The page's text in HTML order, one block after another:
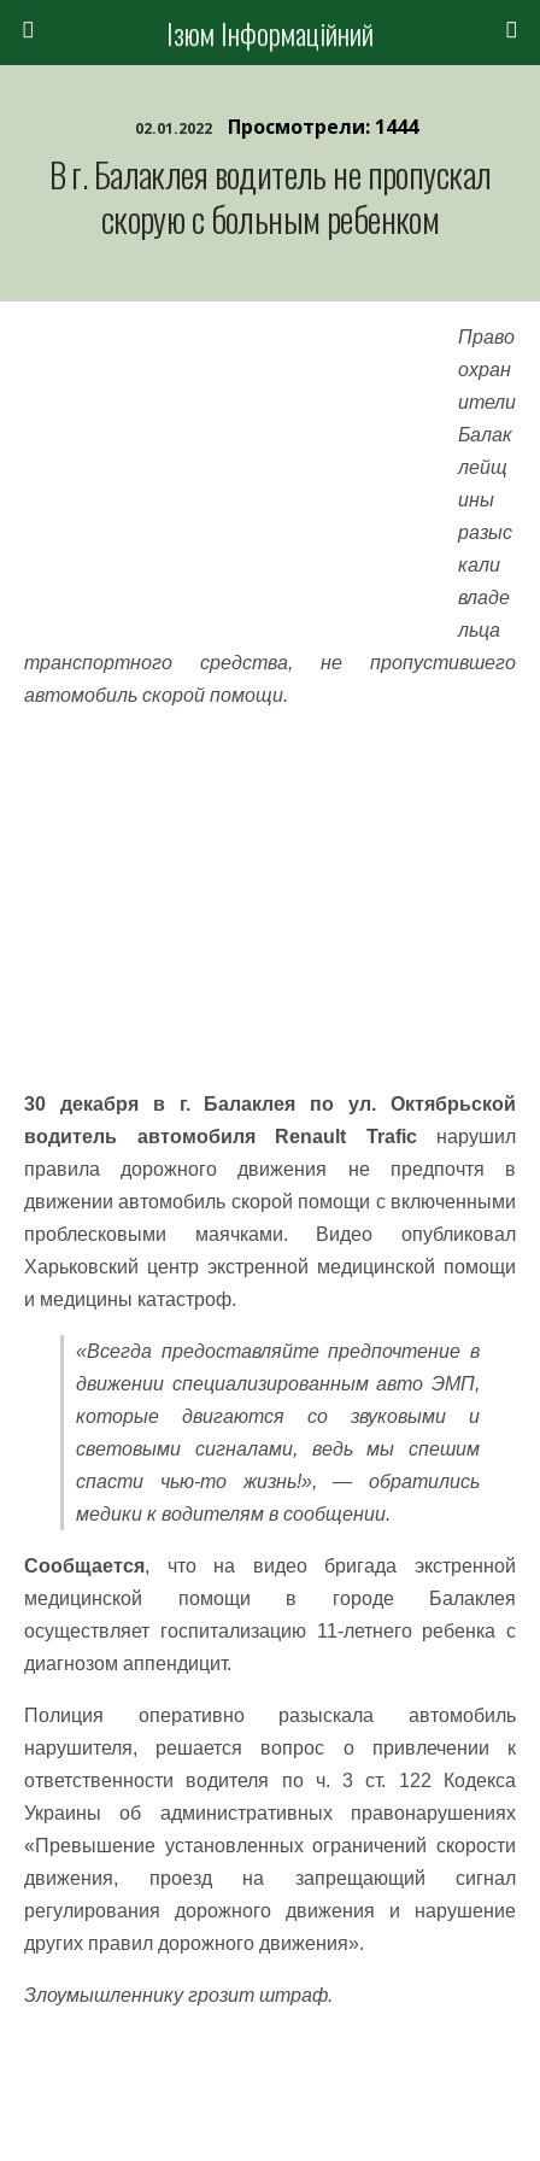
Ізюм Інформаційний
02.01.2022 Просмотрели: 1444
В г. Балаклея водитель не пропускал
скорую с больным ребенком
Право
охран
ители
Балак
лейщ
ины
разыс
кали
владе
льца
транспортного средства, не пропустившего
автомобиль скорой помощи.
30 декабря в г. Балаклея по ул. Октябрьской
водитель автомобиля Renault Traficнарушил
правила дорожного движения не предпочтя в
движении автомобиль скорой помощи с включенными
проблесковыми маячками. Видео опубликовал
Харьковский центр экстренной медицинской помощи
и медицины катастроф.
«Всегда предоставляйте предпочтение в
движении специализированным авто ЭМП,
которые двигаются со звуковыми и
световыми сигналами, ведь мы спешим
спасти чью-то жизнь!», — обратились
медики к водителям в сообщении.
Сообщается, что на видео бригада экстренной
медицинской помощи в городе Балаклея
осуществляет госпитализацию 11-летнего ребенка с
диагнозом аппендицит.
Полиция оперативно разыскала автомобиль
нарушителя, решается вопрос о привлечении к
ответственности водителя по ч. 3 ст. 122 Кодекса
Украины об административных правонарушениях
«Превышение установленных ограничений скорости
движения, проезд на запрещающий сигнал
регулирования дорожного движения и нарушение
других правил дорожного движения».
Злоумышленнику грозит штраф.